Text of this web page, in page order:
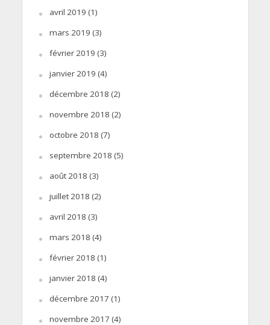
avril 2019 (1)
mars 2019 (3)
février 2019 (3)
janvier 2019 (4)
décembre 2018 (2)
novembre 2018 (2)
octobre 2018 (7)
septembre 2018 (5)
août 2018 (3)
juillet 2018 (2)
avril 2018 (3)
mars 2018 (4)
février 2018 (1)
janvier 2018 (4)
décembre 2017 (1)
novembre 2017 (4)